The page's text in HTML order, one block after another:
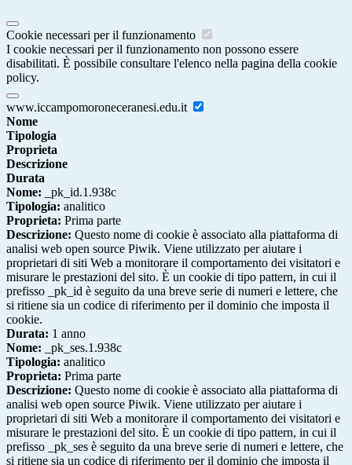
Cookie necessari per il funzionamento
I cookie necessari per il funzionamento non possono essere
disabilitati. È possibile consultare l'elenco nella pagina della cookie
policy.
www.iccampomoroneceranesi.edu.it
Nome
Tipologia
Proprieta
Descrizione
Durata
Nome: _pk_id.1.938c
Tipologia: analitico
Proprieta: Prima parte
Descrizione: Questo nome di cookie è associato alla piattaforma di
analisi web open source Piwik. Viene utilizzato per aiutare i
proprietari di siti Web a monitorare il comportamento dei visitatori e
misurare le prestazioni del sito. È un cookie di tipo pattern, in cui il
prefisso _pk_id è seguito da una breve serie di numeri e lettere, che
si ritiene sia un codice di riferimento per il dominio che imposta il
cookie.
Durata: 1 anno
Nome: _pk_ses.1.938c
Tipologia: analitico
Proprieta: Prima parte
Descrizione: Questo nome di cookie è associato alla piattaforma di
analisi web open source Piwik. Viene utilizzato per aiutare i
proprietari di siti Web a monitorare il comportamento dei visitatori e
misurare le prestazioni del sito. È un cookie di tipo pattern, in cui il
prefisso _pk_ses è seguito da una breve serie di numeri e lettere, che
si ritiene sia un codice di riferimento per il dominio che imposta il